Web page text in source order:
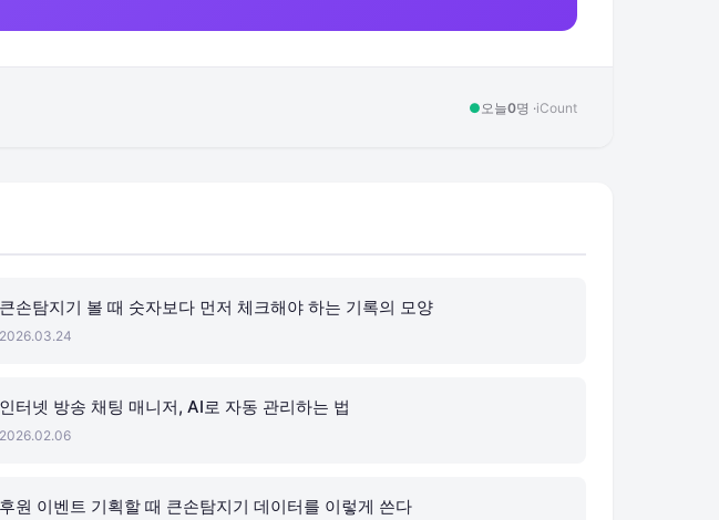
● 오늘0명 ·iCount
큰손탐지기 볼 때 숫자보다 먼저 체크해야 하는 기록의 모양
2026.03.24
인터넷 방송 채팅 매니저, AI로 자동 관리하는 법
2026.02.06
후원 이벤트 기획할 때 큰손탐지기 데이터를 이렇게 쓴다